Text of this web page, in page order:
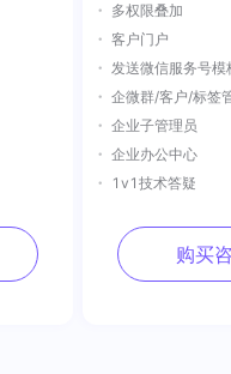
多权限叠加
客户门户
发送微信服务号模
企微群/客户/标签
企业子管理员
企业办公中心
1v1技术答疑
购买